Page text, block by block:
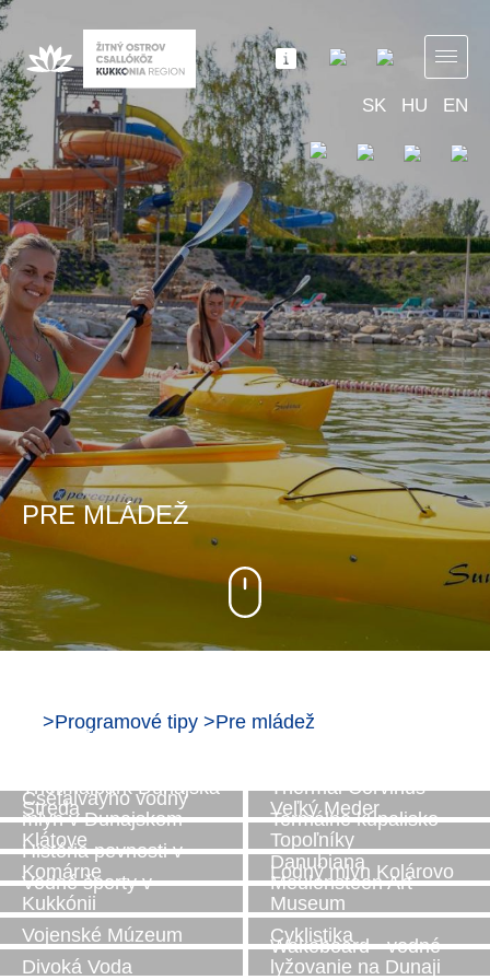
PRE MLÁDEŽ
SK HU EN
>Programové tipy >Pre mládež
Infocentrum na
Thermalpark Dunajská
Streda
Thermal Corvinus
Veľký Meder
Cséfalvayho vodný
mlyn v Dunajskom
Klátove
Termálne kúpalisko
Topoľníky
História pevnosti v
Komárne
Lodný mlyn Kolárovo
Vodné športy v
Kukkónii
Danubiana
Meulensteen Art
Museum
Vojenské Múzeum
Cyklistika
Divoká Voda
Wakeboard - vodné
lyžovanie na Dunaji